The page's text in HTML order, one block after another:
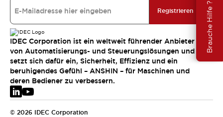
Brauche Hilfe ?
Registrieren
IDEC Corporation ist ein weltweit führender Anbieter
von Automatisierungs- und Steuerungslösungen und
setzt sich dafür ein, Sicherheit, Effizienz und ein
beruhigendes Gefühl – ANSHIN – für Maschinen und
deren Bediener zu verbessern.
© 2026 IDEC Corporation